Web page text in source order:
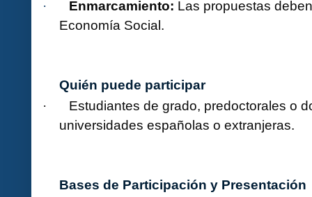
· Enmarcamiento: Las propuestas
Economía Social.
Quién puede participar
·
Estudiantes de grado, predoctorales o
universidades españolas o extranjeras.
Bases de Participación y Presentación